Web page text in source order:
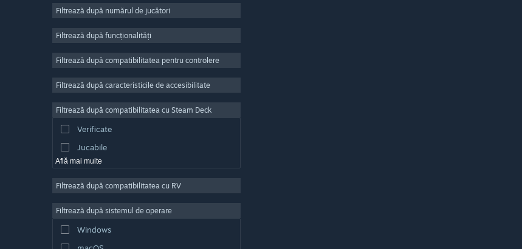
Indie
Casual
Simulare
Producție video
Editare de fotografii
Filtrează după numărul de jucători
Filtrează după funcționalități
Filtrează după compatibilitatea pentru controlere
Filtrează după caracteristicile de accesibilitate
Filtrează după compatibilitatea cu Steam Deck
Verificate
Jucabile
Află mai multe
Filtrează după compatibilitatea cu RV
Filtrează după sistemul de operare
Windows